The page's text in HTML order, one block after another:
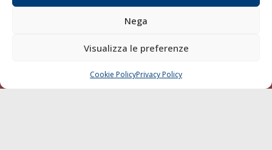
Nega
Visualizza le preferenze
Cookie PolicyPrivacy Policy
© 1968 - 2026 Tutti i diritti sono riservati
Cookie Policy
Privacy Policy
Mappa del sito
CHIAMA SCRIVI